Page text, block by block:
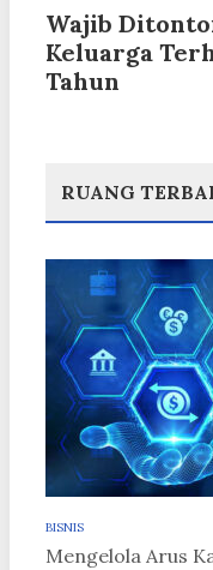
Wajib
Keluarga
Tahun
RUANG
BISNIS
Mengelola Arus